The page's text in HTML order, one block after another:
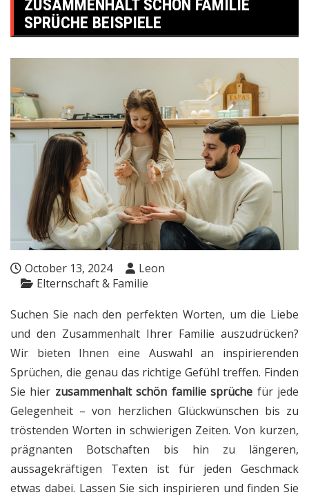
ZUSAMMENHALT SCHÖN FAMILIE
SPRÜCHE BEISPIELE
October 13, 2024
Leon
Elternschaft & Familie
Suchen Sie nach den perfekten Worten, um die Liebe
und den Zusammenhalt Ihrer Familie auszudrücken?
Wir bieten Ihnen eine Auswahl an inspirierenden
Sprüchen, die genau das richtige Gefühl treffen. Finden
Sie hier zusammenhalt schön familie sprüche für jede
Gelegenheit – von herzlichen Glückwünschen bis zu
tröstenden Worten in schwierigen Zeiten. Von kurzen,
prägnanten Botschaften bis hin zu längeren,
aussagekräftigen Texten ist für jeden Geschmack
etwas dabei. Lassen Sie sich inspirieren und finden Sie